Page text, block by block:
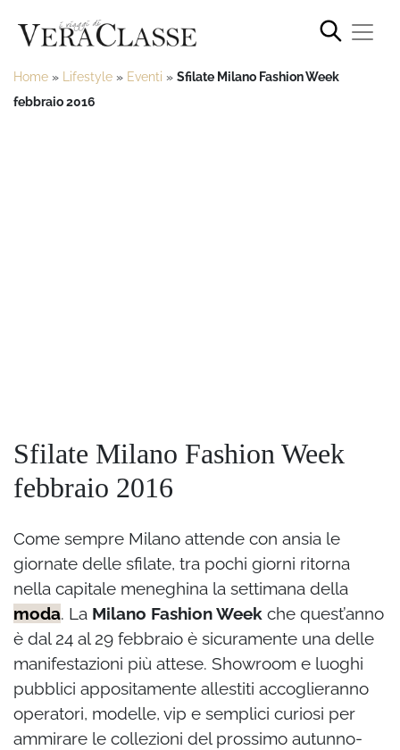
Home » Lifestyle » Eventi » Sfilate Milano Fashion Week
febbraio 2016
Sfilate Milano Fashion Week
febbraio 2016
Come sempre Milano attende con ansia le
giornate delle sfilate, tra pochi giorni ritorna
nella capitale meneghina la settimana della
moda. La Milano Fashion Week che quest’anno
è dal 24 al 29 febbraio è sicuramente una delle
manifestazioni più attese. Showroom e luoghi
pubblici appositamente allestiti accoglieranno
operatori, modelle, vip e semplici curiosi per
ammirare le collezioni del prossimo autunno-